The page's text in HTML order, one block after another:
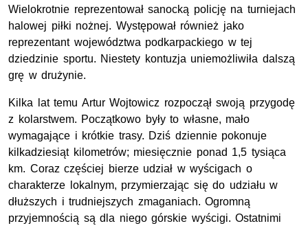
Wielokrotnie reprezentował sanocką policję na turniejach
halowej piłki nożnej. Występował również jako
reprezentant województwa podkarpackiego w tej
dziedzinie sportu. Niestety kontuzja uniemożliwiła dalszą
grę w drużynie.
Kilka lat temu Artur Wojtowicz rozpoczął swoją przygodę
z kolarstwem. Początkowo były to własne, mało
wymagające i krótkie trasy. Dziś dziennie pokonuje
kilkadziesiąt kilometrów; miesięcznie ponad 1,5 tysiąca
km. Coraz częściej bierze udział w wyścigach o
charakterze lokalnym, przymierzając się do udziału w
dłuższych i trudniejszych zmaganiach. Ogromną
przyjemnością są dla niego górskie wyścigi. Ostatnimi